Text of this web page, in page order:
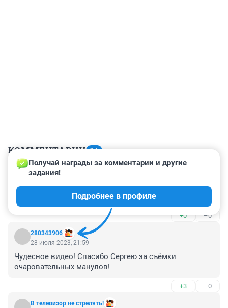
КОММЕНТАРИИ 34
Гость
Такие Зайкииииииииии😊😊😊
+0 –0
280343906
Получай награды за комментарии и другие
задания!
Подробнее в профиле
28 июля 2023, 21:59
Чудесное видео! Спасибо Сергею за съёмки
очаровательных манулов!
+3 –0
В телевизор не стрелять!